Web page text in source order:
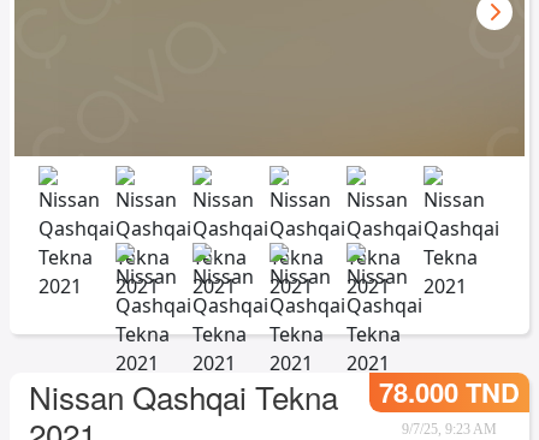
Nissan Qashqai Tekna
78.000 TND
9/7/25, 9:23 AM